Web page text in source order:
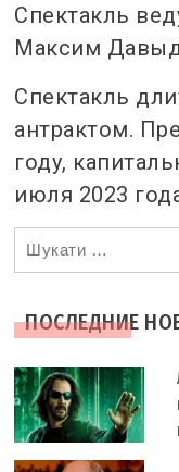
Спектакль
Максим
Спектакль
антрактом.
году,
июля 2023
Ви
шукали
ПОСЛЕДНИЕ